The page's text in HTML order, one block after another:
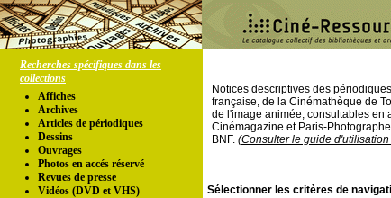
Recherches spécifiques dans les
collections
Affiches
Archives
Articles de périodiques
Dessins
Ouvrages
Photos en accés réservé
Revues de presse
Vidéos (DVD et VHS)
Notices descriptives des
française, de la Cinémathèque de
de l'image animée, consultables en
Cinémagazine et Paris-
BNF. (Consulter le guide
Sélectionner les critères de